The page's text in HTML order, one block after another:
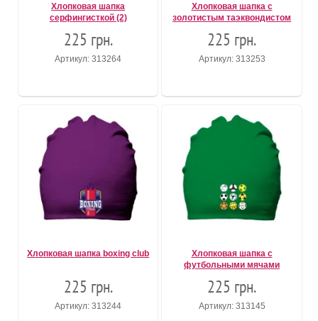
Хлопковая шапка
серфингисткой (2)
225 грн.
Артикул: 313264
Хлопковая шапка с
золотистым таэквондистом
225 грн.
Артикул: 313253
Хлопковая шапка boxing club
225 грн.
Артикул: 313244
Хлопковая шапка с
футбольными мячами
225 грн.
Артикул: 313145